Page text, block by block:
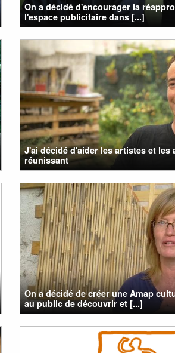
On a décidé d'encourager la
l'espace publicitaire dans [...]
J'ai décidé d'aider les artistes et les
réunissant
On a décidé de créer une Amap
au public de découvrir et [...]